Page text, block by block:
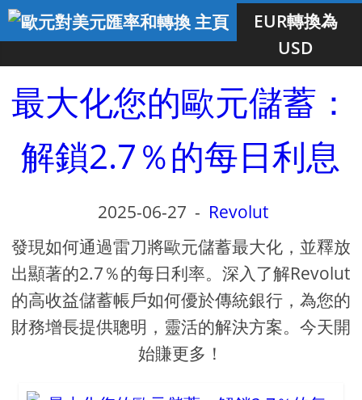
EUR轉換為
USD
最大化您的歐元儲蓄：
解鎖2.7％的每日利息
2025-06-27 - Revolut
發現如何通過雷刀將歐元儲蓄最大化，並釋放
出顯著的2.7％的每日利率。深入了解Revolut
的高收益儲蓄帳戶如何優於傳統銀行，為您的
財務增長提供聰明，靈活的解決方案。今天開
始賺更多！